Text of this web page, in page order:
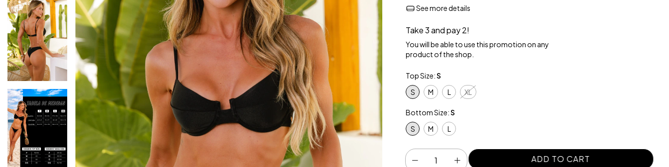
See more details
Take 3 and pay 2!
You will be able to use this promotion on any
product of the shop.
Top Size:S
S
M L XL
Bottom Size:S
S
M L